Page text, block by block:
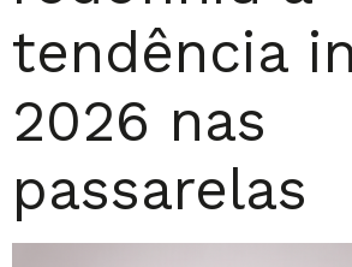
tendência
2026 nas
passarelas